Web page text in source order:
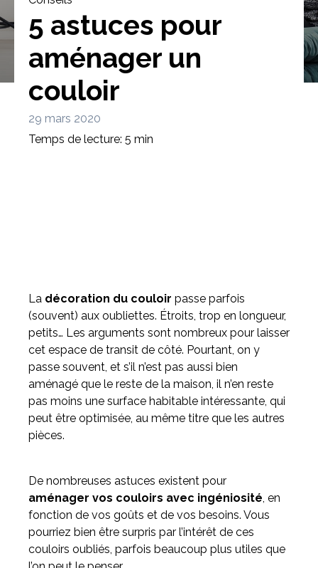
Inspirez-vous du catalogue
Personnalisez nos modèles pour créer le meuble qui vous
ressemble.
Bibliothèque
5 astuces pour
aménager un
couloir
29 mars 2020
Temps de lecture: 5 min
La décoration du couloir passe parfois
(souvent) aux oubliettes. Étroits, trop en longueur,
petits… Les arguments sont nombreux pour laisser
cet espace de transit de côté. Pourtant, on y
passe souvent, et s’il n’est pas aussi bien
aménagé que le reste de la maison, il n’en reste
pas moins une surface habitable intéressante, qui
peut être optimisée, au même titre que les autres
pièces.
De nombreuses astuces existent pour
aménager vos couloirs avec ingéniosité, en
fonction de vos goûts et de vos besoins. Vous
pourriez bien être surpris par l’intérêt de ces
couloirs oubliés, parfois beaucoup plus utiles que